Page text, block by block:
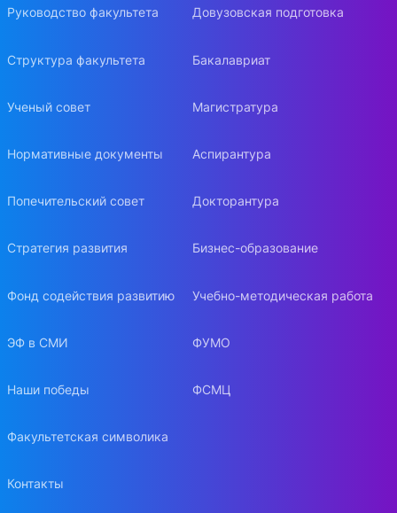
Руководство факультета
Структура факультета
Ученый совет
Нормативные документы
Попечительский совет
Стратегия развития
Фонд содействия развитию
ЭФ в СМИ
Наши победы
Факультетская символика
Контакты
Довузовская подготовка
Бакалавриат
Магистратура
Аспирантура
Докторантура
Бизнес-образование
Учебно-методическая работа
ФУМО
ФСМЦ